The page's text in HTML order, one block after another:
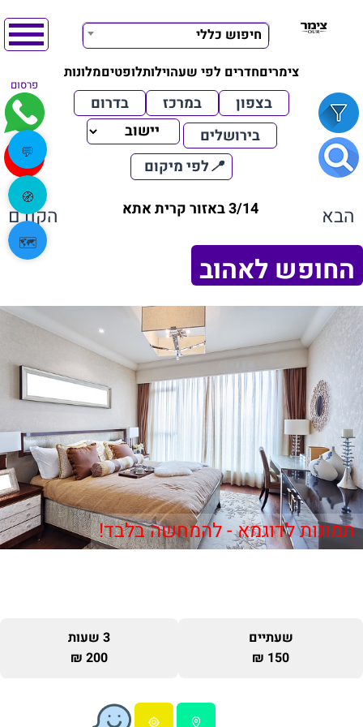
חיפוש כללי
צימריםחדרים לפי שעהוילותלופטיםמלונות
פרסום
בצפון במרכז
בדרום
בירושלים
📍לפי מיקום
הבא 3/14 באזור קרית אתא הקודם
החופש לאהוב
תמונות לדוגמא - להמחשה בלבד!
שעתיים
150 ₪
3 שעות
200 ₪
💬
🧭
🗺️